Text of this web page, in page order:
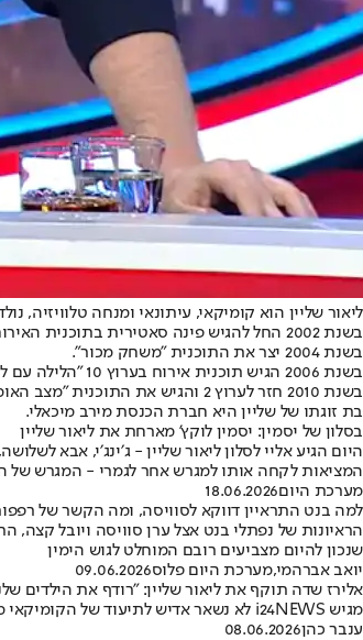
ליאור שליין הוא קומיקאי, עיתונאי ומנחה טלוויזיה, נולד ב - 1 ביולי 1978 בתל אביב. במהלך שירותו הצבאי שירת ככתב צבאי בביטאון
בשנת 2002 החל להגיש פינה סאטירית בתוכנית האירוח של יאיר לפיד.
בשנת 2004 יצר את התוכנית "משחק מכור".
בשנת 2006 הגיש תוכנית אירוח בערוץ 10 "הלילה עם ליאור שליין".
בשנת 2010 חזר לערוץ 2 והגיש את התוכנית "מצב האומה", התוכנית עברה ב- 2015 לערוץ 10 ושינתה את שמה אל "גב האומה".
בת זוגתו של שליין היא חברת הכנסת מירב מיכאלי.
בסלון של יסמין: יסמין לוקץ' מארחת את ליאור שליין
היום הגיע אליי לסלון ליאור שליין - ג׳ינג׳י, אבא
המציאות לקחה אותו למגרש אחר לגמרי - המגרש של
מערכת היום18.06.2026
למה בנט התראיין דווקא לסוויסה, ומה הקשר של
הראיונות של נפתלי בנט אצל ערן סוויסה ויובל קצה,
שנכון להיום מצביעים רובם המוחלט לגוש הימין
יואב אברהמי,מערכת היום פלוס09.06.2026
אלירז שדה תוקף את ליאור שליין: "רודף את הילדים
מגיש i24NEWS לא נשאר אדיש לתיעוד של הקומיקאי מציע לבני נוער "יהדות בלי העול הנורא" • אחרי שהפנה אל "ג'יזס שליין" שאלה על אוגנדה, הוא חתם בעקיצה אישית קשה
ענבר כהן08.06.2026